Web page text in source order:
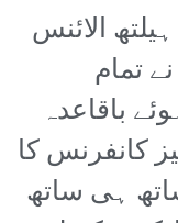
الائنس
تمام
باقاعدہ
کانفرنس کا
ہی ساتھ